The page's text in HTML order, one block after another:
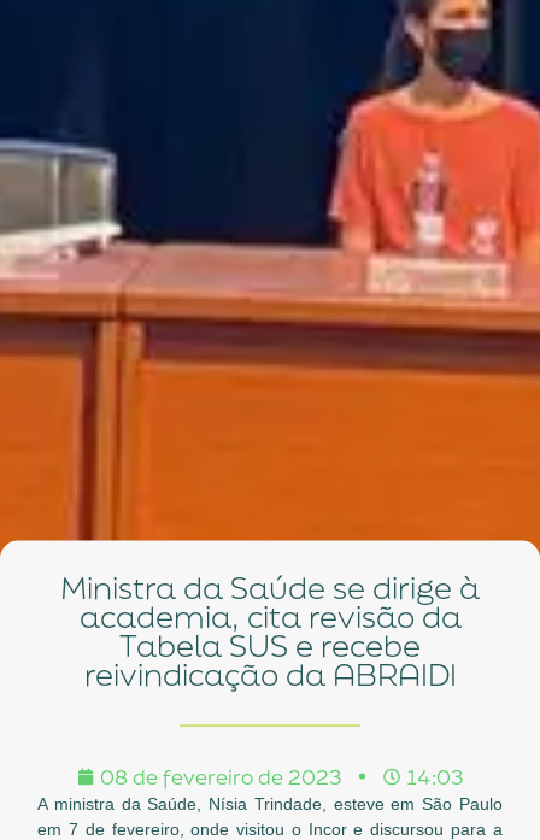
Ministra da Saúde se dirige à
academia, cita revisão da
Tabela SUS e recebe
reivindicação da ABRAIDI
08 de fevereiro de 2023 14:03
A ministra da Saúde, Nísia Trindade, esteve em São Paulo
em 7 de fevereiro, onde visitou o Incor e discursou para a